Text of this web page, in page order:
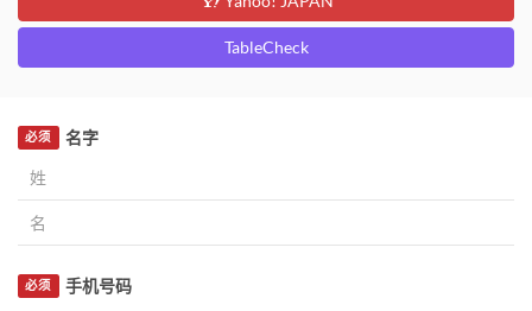
TableCheck
名字
必须
手机号码
必须